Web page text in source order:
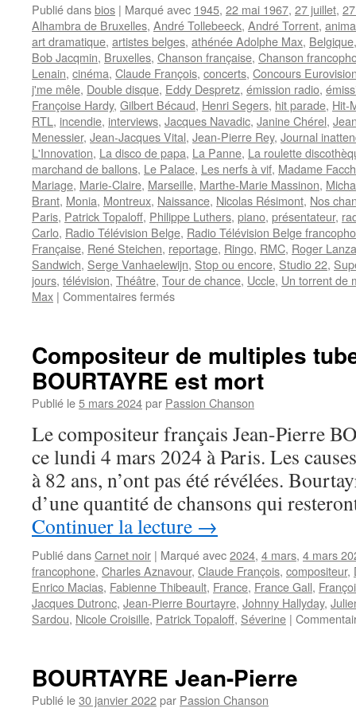
Publié dansbios | Marqué avec 1945, 22 mai 1967, 27 juillet,
Alhambra de Bruxelles, André Tollebeeck, André Torrent,
art dramatique, artistes belges, athénée Adolphe Max, Belgique
Bob Jacqmin, Bruxelles, Chanson française, Chanson
Lenain, cinéma, Claude François, concerts, Concours
j'me mêle, Double disque, Eddy Despretz, émission radio,
Françoise Hardy, Gilbert Bécaud, Henri Segers, hit parade, Hit-
RTL , incendie, interviews, Jacques Navadic, Janine Chérel,
Menessier, Jean-Jacques Vital, Jean-Pierre Rey, Journal
L'Innovation, La disco de papa, La Panne, La roulette
marchand de ballons, Le Palace, Les nerfs à vif, Madame
Mariage, Marie-Claire, Marseille, Marthe-Marie Massinon,
Brant, Monia, Montreux, Naissance, Nicolas Résimont, Nos
Paris, Patrick Topaloff, Philippe Luthers, piano, présentateur,
Carlo, Radio Télévision Belge, Radio Télévision Belge
Française, René Steichen, reportage, Ringo, RMC, Roger
Sandwich, Serge Vanhaelewijn, Stop ou encore, Studio 22,
jours, télévision, Théâtre, Tour de chance, Uccle, Un torrent de
Max | Commentaires ferméssur
Compositeur de multiples
BOURTAYRE est mort
Publié le5 mars 2024par Passion Chanson
Le compositeur français Jean-Pierre
ce lundi 4 mars 2024 à Paris. Les
à 82 ans, n’ont pas été révélées.
d’une quantité de chansons qui
Continuer la lecture →
Publié dansCarnet noir | Marqué avec2024, 4 mars, 4 mars
francophone, Charles Aznavour, Claude François, compositeur,
Enrico Macias, Fabienne Thibeault, France, France Gall,
Jacques Dutronc, Jean-Pierre Bourtayre, Johnny Hallyday,
Sardou, Nicole Croisille, Patrick Topaloff, Séverine |
BOURTAYRE Jean-Pierre
Publié le30 janvier 2022par Passion Chanson